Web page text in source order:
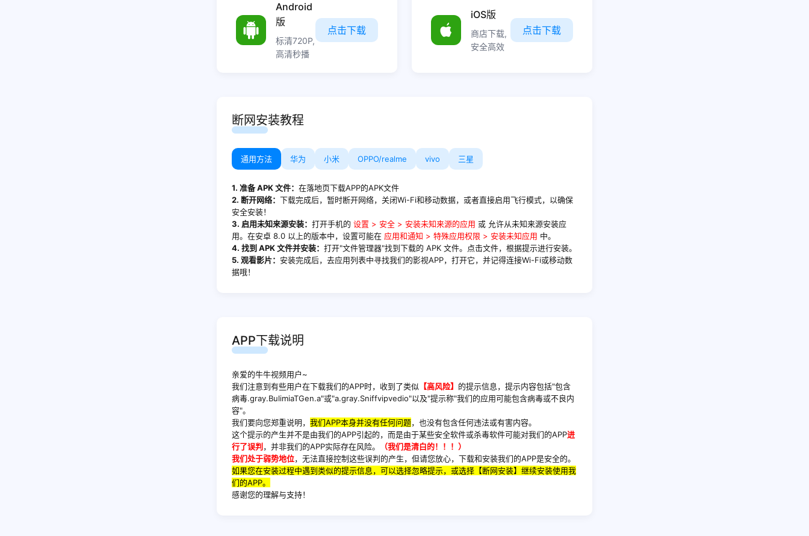
Android
版
标清720P,
高清秒播
点击下载
iOS版
商店下载,
安全高效
点击下载
断网安装教程
通用方法 华为 小米 OPPO/realme vivo 三星
1. 准备 APK 文件： 在落地页下载APP的APK文件
2. 断开网络： 下载完成后，暂时断开网络，关闭Wi-Fi和移动数据，或者直接启用飞行模式，以确保
安全安装！
3. 启用未知来源安装： 打开手机的 设置 > 安全 > 安装未知来源的应用 或 允许从未知来源安装应
用。在安卓 8.0 以上的版本中，设置可能在 应用和通知 > 特殊应用权限 > 安装未知应用 中。
4. 找到 APK 文件并安装： 打开"文件管理器"找到下载的 APK 文件。点击文件，根据提示进行安装。
5. 观看影片： 安装完成后，去应用列表中寻找我们的影视APP，打开它，并记得连接Wi-Fi或移动数
据哦！
APP下载说明
亲爱的牛牛视频用户~
我们注意到有些用户在下载我们的APP时，收到了类似 【高风险】 的提示信息，提示内容包括"包含
病毒.gray.BulimiaTGen.a"或"a.gray.Sniffvipvedio"以及"提示称"我们的应用可能包含病毒或不良内
容"。
我们要向您郑重说明， 我们APP本身并没有任何问题，也没有包含任何违法或有害内容。
这个提示的产生并不是由我们的APP引起的，而是由于某些安全软件或杀毒软件可能对我们的APP进
行了误判 ，并非我们的APP实际存在风险。
（我们是清白的！！！）
我们处于弱势地位，无法直接控制这些误判的产生，但请您放心，下载和安装我们的APP是安全的。
如果您在安装过程中遇到类似的提示信息，可以选择忽略提示，或选择【断网安装】继续安装使用我
们的APP。
感谢您的理解与支持！